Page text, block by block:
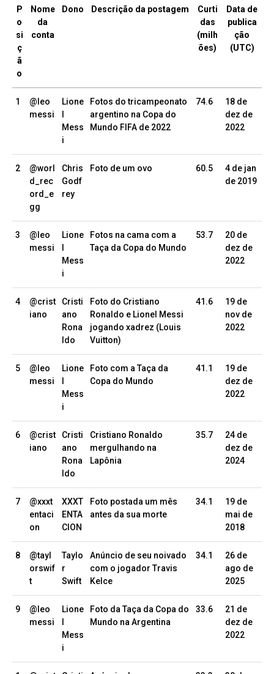
P
o
si
ç
ã
o
Nome
da
conta
Dono Descrição da postagem
Curti
das
(milh
ões)
Data de
publica
ção
(UTC)
1
@leo
messi
Lione
Mess
i
Fotos do tricampeonato
argentino na Copa do
Mundo FIFA de 2022
74.6
18 de
dez de
2022
2
@worl
d_rec
ord_e
gg
Chris
Godf
rey
Foto de um ovo 60.5
4 de jan
de 2019
3
@leo
messi
Lione
Mess
i
Fotos na cama com a
Taça da Copa do Mundo
53.7
20 de
dez de
2022
4
@crist
iano
Cristi
ano
Rona
ldo
Foto do Cristiano
Ronaldo e Lionel Messi
jogando xadrez (Louis
Vuitton)
41.6
19 de
nov de
2022
5
@leo
messi
Lione
Mess
i
Foto com a Taça da
Copa do Mundo
41.1
19 de
dez de
2022
6
@crist
iano
Cristi
ano
Rona
ldo
Cristiano Ronaldo
mergulhando na
Lapônia
35.7
24 de
dez de
2024
7
@xxxt
entaci
on
XXXT
ENTA
CION
Foto postada um mês
antes da sua morte
34.1
19 de
mai de
2018
8
@tayl
orswif
t
Taylo
r
Swift
Anúncio de seu noivado
com o jogador Travis
Kelce
34.1
26 de
ago de
2025
9
@leo
messi
Lione
Mess
i
Foto da Taça da Copa do
Mundo na Argentina
33.6
21 de
dez de
2022